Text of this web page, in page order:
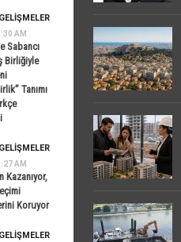
AM
Sabancı
Birliğiyle
Tanımı
AM
Kazanıyor,
Koruyor